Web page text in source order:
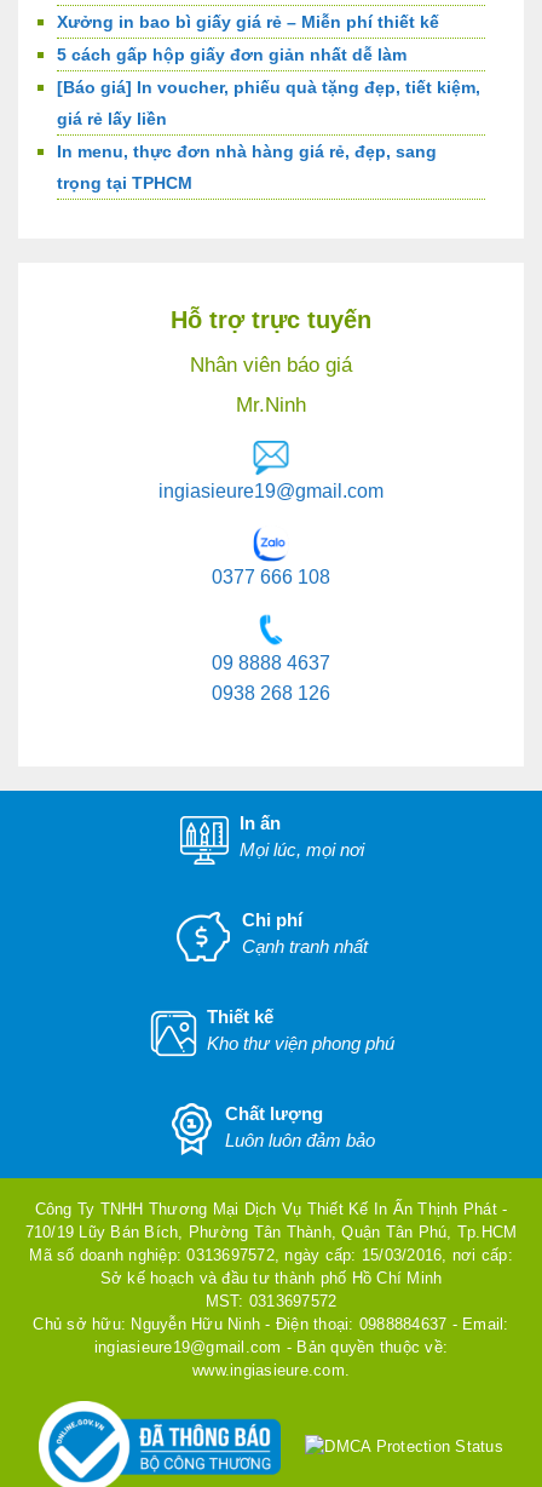
Xưởng in bao bì giấy giá rẻ – Miễn phí thiết kế
5 cách gấp hộp giấy đơn giản nhất dễ làm
[Báo giá] In voucher, phiếu quà tặng đẹp, tiết kiệm,
giá rẻ lấy liền
In menu, thực đơn nhà hàng giá rẻ, đẹp, sang
trọng tại TPHCM
Hỗ trợ trực tuyến
Nhân viên báo giá
Mr.Ninh
ingiasieure19@gmail.com
0377 666 108
09 8888 4637
0938 268 126
In ấn
Mọi lúc, mọi nơi
Chi phí
Cạnh tranh nhất
Thiết kế
Kho thư viện phong phú
Chất lượng
Luôn luôn đảm bảo
Công Ty TNHH Thương Mại Dịch Vụ Thiết Kế In Ấn Thịnh Phát -
710/19 Lũy Bán Bích, Phường Tân Thành, Quận Tân Phú, Tp.HCM
Mã số doanh nghiệp: 0313697572, ngày cấp: 15/03/2016, nơi cấp:
Sở kế hoạch và đầu tư thành phố Hồ Chí Minh
MST: 0313697572
Chủ sở hữu: Nguyễn Hữu Ninh - Điện thoại: 0988884637 - Email:
ingiasieure19@gmail.com - Bản quyền thuộc về:
www.ingiasieure.com.